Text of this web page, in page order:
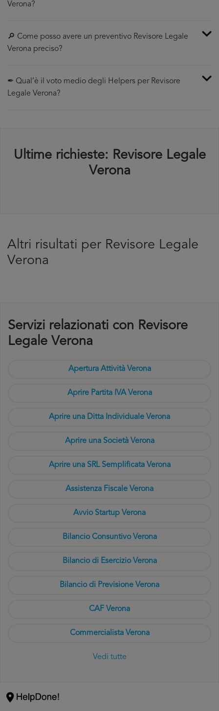
Verona?
🔎 Come posso avere un preventivo Revisore Legale
Verona preciso?
✒ Qual’è il voto medio degli Helpers per Revisore
Legale Verona?
Ultime richieste: Revisore Legale
Verona
Altri risultati per Revisore Legale
Verona
Servizi relazionati con Revisore
Legale Verona
Apertura Attività Verona
Aprire Partita IVA Verona
Aprire una Ditta Individuale Verona
Aprire una Società Verona
Aprire una SRL Semplificata Verona
Assistenza Fiscale Verona
Avvio Startup Verona
Bilancio Consuntivo Verona
Bilancio di Esercizio Verona
Bilancio di Previsione Verona
CAF Verona
Commercialista Verona
Vedi tutte